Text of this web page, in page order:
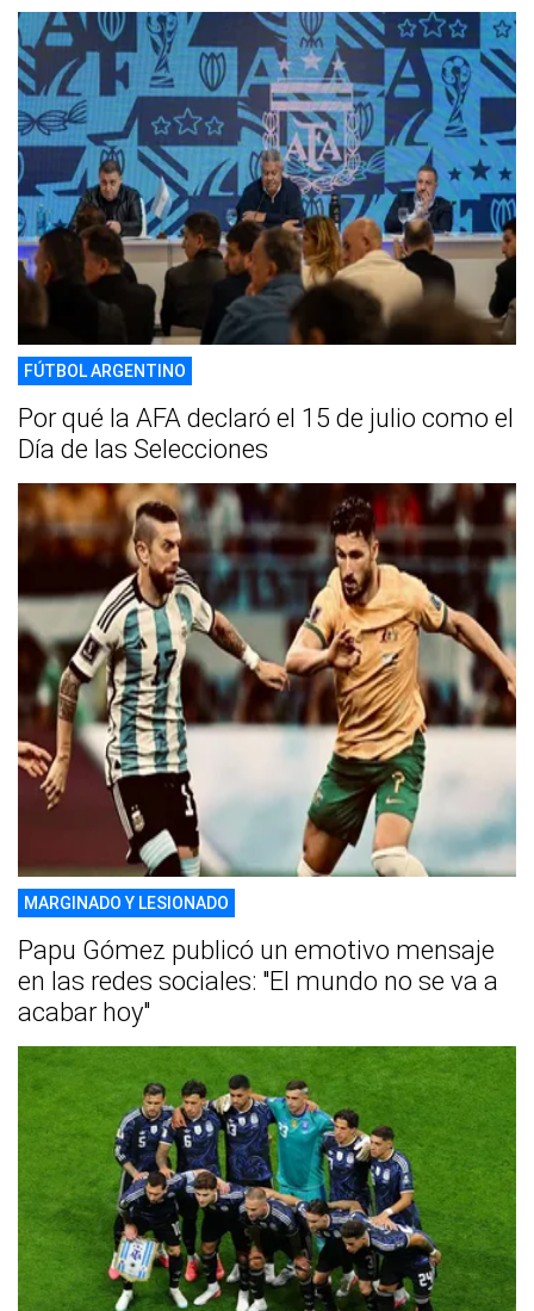
FÚTBOL ARGENTINO
Por qué la AFA declaró el 15 de julio como el
Día de las Selecciones
MARGINADO Y LESIONADO
Papu Gómez publicó un emotivo mensaje
en las redes sociales: "El mundo no se va a
acabar hoy"